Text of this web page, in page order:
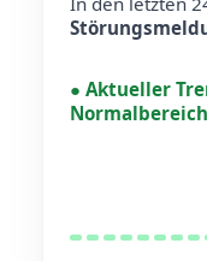
● Aktueller
Normalbereich